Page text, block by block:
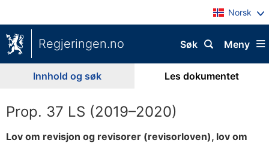
Norsk
Regjeringen.no Meny
Søk
Innhold og søk Les dokumentet
Prop. 37 LS (2019–2020)
Lov om revisjon og revisorer (revisorloven), lov om